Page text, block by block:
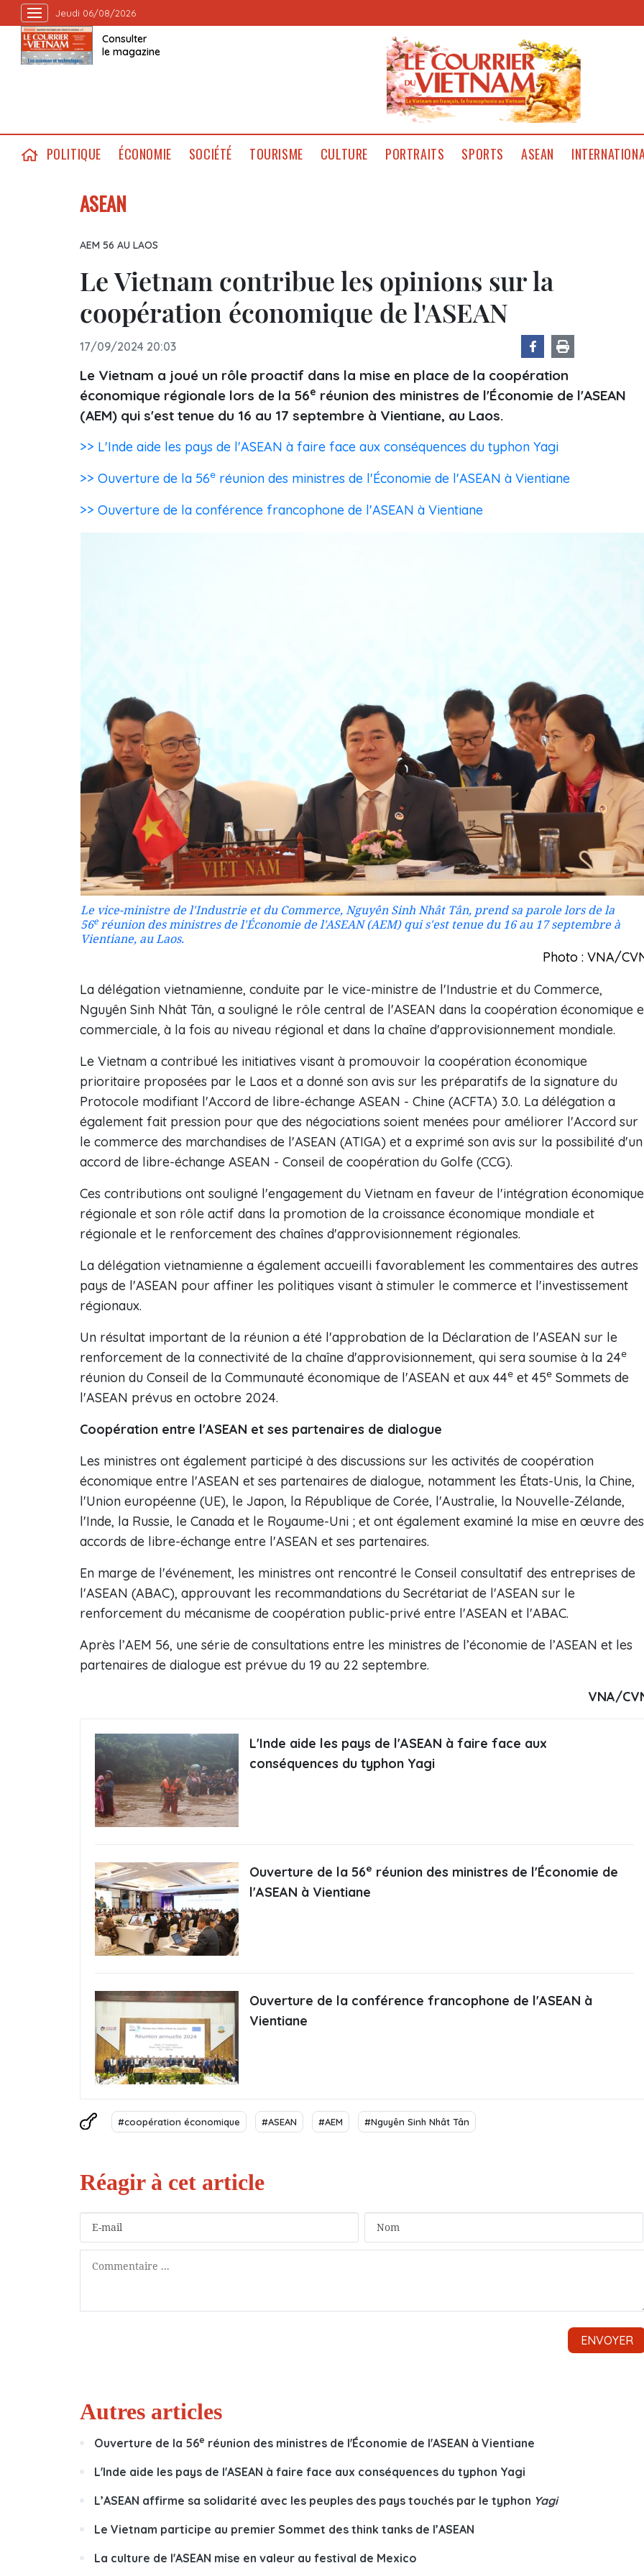
Jeudi 06/08/2026
Consulter
le magazine
POLITIQUE ÉCONOMIE SOCIÉTÉ TOURISME CULTURE PORTRAITS SPORTS ASEAN
ASEAN
AEM 56 AU LAOS
Le Vietnam contribue les opinions sur la
coopération économique de l'ASEAN
17/09/2024 20:03
Le Vietnam a joué un rôle proactif dans la mise en place de la coopération
économique régionale lors de la 56e réunion des ministres de l'Économie de l'ASEAN
(AEM) qui s'est tenue du 16 au 17 septembre à Vientiane, au Laos.
>> L'Inde aide les pays de l'ASEAN à faire face aux conséquences du typhon Yagi
>> Ouverture de la 56e réunion des ministres de l'Économie de l'ASEAN à Vientiane
>> Ouverture de la conférence francophone de l'ASEAN à Vientiane
Le vice-ministre de l'Industrie et du Commerce, Nguyên Sinh Nhât Tân, prend sa parole lors de la
56eréunion des ministres de l'Économie de l'ASEAN (AEM) qui s'est tenue du 16 au 17 septembre à
Vientiane, au Laos.
Photo : VNA/
La délégation vietnamienne, conduite par le vice-ministre de l'Industrie et du Commerce,
Nguyên Sinh Nhât Tân, a souligné le rôle central de l'ASEAN dans la coopération économique
commerciale, à la fois au niveau régional et dans la chaîne d'approvisionnement mondiale.
Le Vietnam a contribué les initiatives visant à promouvoir la coopération économique
prioritaire proposées par le Laos et a donné son avis sur les préparatifs de la signature du
Protocole modifiant l'Accord de libre-échange ASEAN - Chine (ACFTA) 3.0. La délégation a
également fait pression pour que des négociations soient menées pour améliorer l'Accord sur
le commerce des marchandises de l'ASEAN (ATIGA) et a exprimé son avis sur la possibilité d'un
accord de libre-échange ASEAN - Conseil de coopération du Golfe (CCG).
Ces contributions ont souligné l'engagement du Vietnam en faveur de l'intégration économique
régionale et son rôle actif dans la promotion de la croissance économique mondiale et
régionale et le renforcement des chaînes d'approvisionnement régionales.
La délégation vietnamienne a également accueilli favorablement les commentaires des autres
pays de l'ASEAN pour affiner les politiques visant à stimuler le commerce et l'investissement
régionaux.
Un résultat important de la réunion a été l'approbation de la Déclaration de l'ASEAN sur le
renforcement de la connectivité de la chaîne d'approvisionnement, qui sera soumise à la 24e
réunion du Conseil de la Communauté économique de l'ASEAN et aux 44e et 45e Sommets de
l'ASEAN prévus en octobre 2024.
Coopération entre l'ASEAN et ses partenaires de dialogue
Les ministres ont également participé à des discussions sur les activités de coopération
économique entre l'ASEAN et ses partenaires de dialogue, notamment les États-Unis, la Chine,
l'Union européenne (UE), le Japon, la République de Corée, l'Australie, la Nouvelle-Zélande,
l'Inde, la Russie, le Canada et le Royaume-Uni ; et ont également examiné la mise en œuvre des
accords de libre-échange entre l'ASEAN et ses partenaires.
En marge de l'événement, les ministres ont rencontré le Conseil consultatif des entreprises de
l'ASEAN (ABAC), approuvant les recommandations du Secrétariat de l'ASEAN sur le
renforcement du mécanisme de coopération public-privé entre l'ASEAN et l'ABAC.
Après l’AEM 56, une série de consultations entre les ministres de l’économie de l’ASEAN et les
partenaires de dialogue est prévue du 19 au 22 septembre.
VNA/
L'Inde aide les pays de l'ASEAN à faire face aux
conséquences du typhon Yagi
Ouverture de la 56e réunion des ministres de l'Économie de
l'ASEAN à Vientiane
Ouverture de la conférence francophone de l'ASEAN à
Vientiane
#coopération économique #ASEAN #AEM #Nguyên Sinh Nhât Tân
Autres articles
Ouverture de la 56e réunion des ministres de l'Économie de l'ASEAN à Vientiane
L'Inde aide les pays de l'ASEAN à faire face aux conséquences du typhon Yagi
L’ASEAN affirme sa solidarité avec les peuples des pays touchés par le typhon Yagi
Le Vietnam participe au premier Sommet des think tanks de l’ASEAN
La culture de l'ASEAN mise en valeur au festival de Mexico